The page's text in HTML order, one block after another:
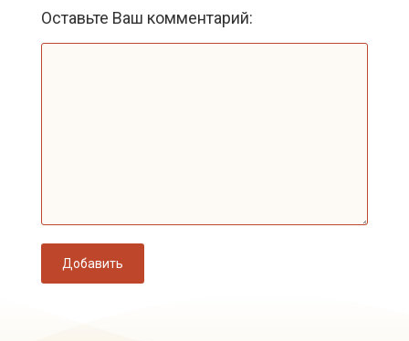
Оставьте Ваш комментарий:
Добавить